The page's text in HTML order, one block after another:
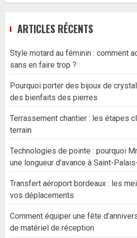
ARTICLES RÉCENTS
Style motard au féminin : comment
sans en faire trop ?
Pourquoi porter des bijoux de
des bienfaits des pierres
Terrassement chantier : les étapes
terrain
Technologies de pointe : pourquoi
une longueur d’avance à Saint-
Transfert aéroport bordeaux : les
vos déplacements
Comment équiper une fête
de matériel de réception